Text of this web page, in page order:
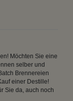
Möchten Sie eine
selber und
Brennereien
einer Destille!
Sie da, auch noch